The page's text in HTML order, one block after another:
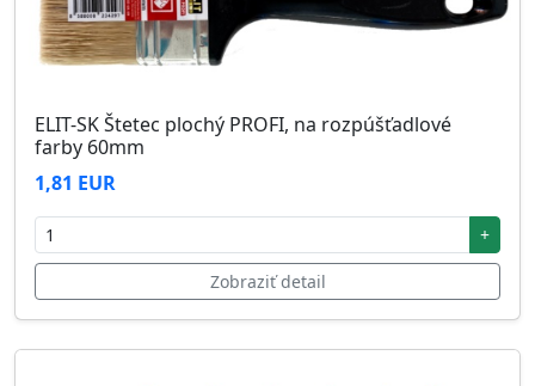
ELIT-SK Štetec plochý PROFI, na rozpúšťadlové
farby 60mm
1,81 EUR
+
Zobraziť detail